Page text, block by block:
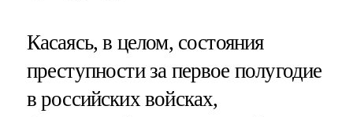
Касаясь, в целом, состояния
преступности за первое полугодие
в российских войсках,